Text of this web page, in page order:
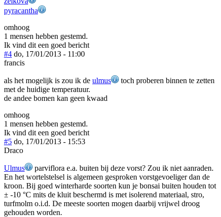
pyracantha
omhoog
1 mensen hebben gestemd.
Ik vind dit een goed bericht
#4 do, 17/01/2013 - 11:00
francis
als het mogelijk is zou ik de ulmus
toch proberen binnen te zetten
met de huidige temperatuur.
de andee bomen kan geen kwaad
omhoog
1 mensen hebben gestemd.
Ik vind dit een goed bericht
#5 do, 17/01/2013 - 15:53
Draco
Ulmus
parviflora e.a. buiten bij deze vorst? Zou ik niet aanraden.
En het wortelstelsel is algemeen gesproken vorstgevoeliger dan de
kroon. Bij goed winterharde soorten kun je bonsai buiten houden tot
± -10 °C mits de kluit beschermd is met isolerend materiaal, stro,
turfmolm o.i.d. De meeste soorten mogen daarbij vrijwel droog
gehouden worden.